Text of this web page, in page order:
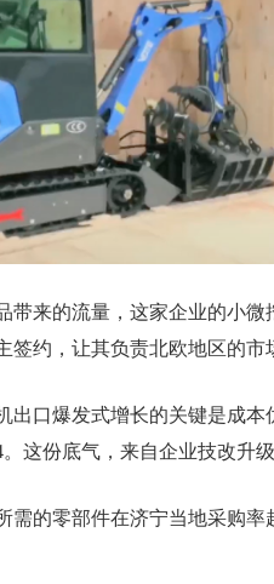
来的流量，这家企业的小微
签约，让其负责北欧地区的市
口爆发式增长的关键是成本
这份底气，来自企业技改升
的零部件在济宁当地采购率